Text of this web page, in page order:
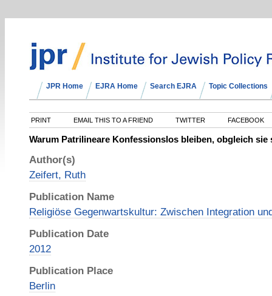
JPR Home EJRA Home Search EJRA Topic Collections
PRINT EMAIL THIS TO A FRIEND TWITTER FACEBOOK
Warum Patrilineare Konfessionslos bleiben, obgleich
Author(s)
Zeifert, Ruth
Publication Name
Religiöse Gegenwartskultur: Zwischen Integration
Publication Date
2012
Publication Place
Berlin